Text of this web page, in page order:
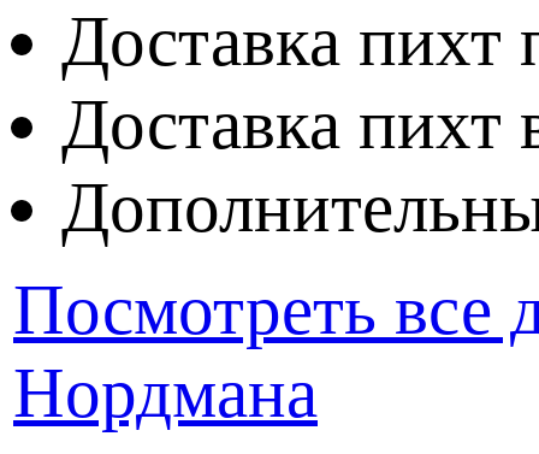
Доставка пихт
Доставка пихт
Посмотреть все
Нордмана